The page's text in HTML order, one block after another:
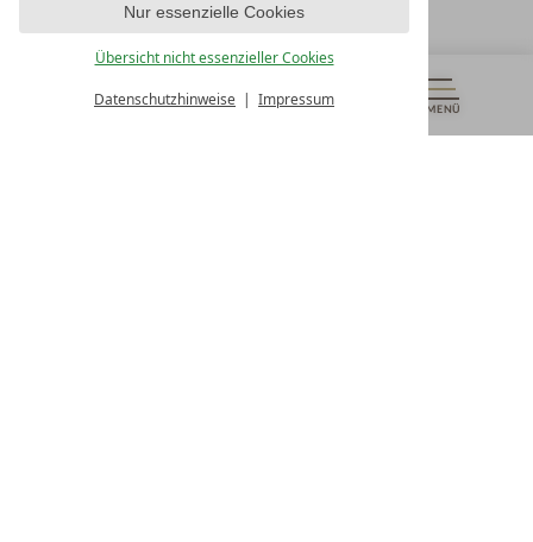
Nur essenzielle Cookies
Übersicht nicht essenzieller Cookies
Datenschutzhinweise Impressum
MENÜ
GUTSCHEINE & MEHR ALLE RESORTS
UNSERE ÖFFNUNGSZEITEN